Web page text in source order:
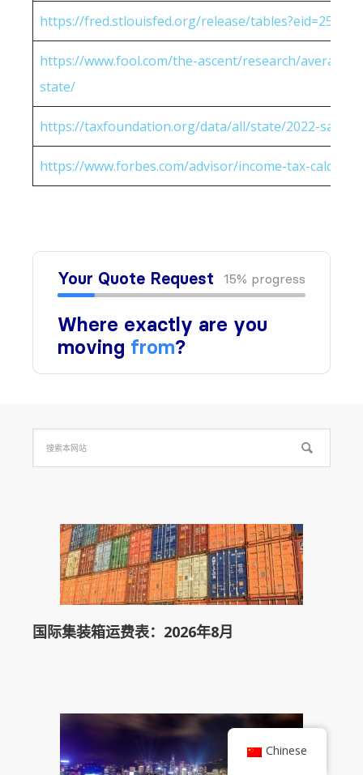
https://fred.stlouisfed.org/release/
https://www.fool.com/the-ascent/research/average-
state/
https://taxfoundation.org/data/all/state/2022-sales-
https://www.forbes.com/advisor/income-tax-
国际集装箱运费表：2026年8月
Chinese